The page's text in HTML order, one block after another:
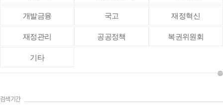
개발금융 국고 재정혁신
재정관리 공공정책 복권위원회
기타
검색기간